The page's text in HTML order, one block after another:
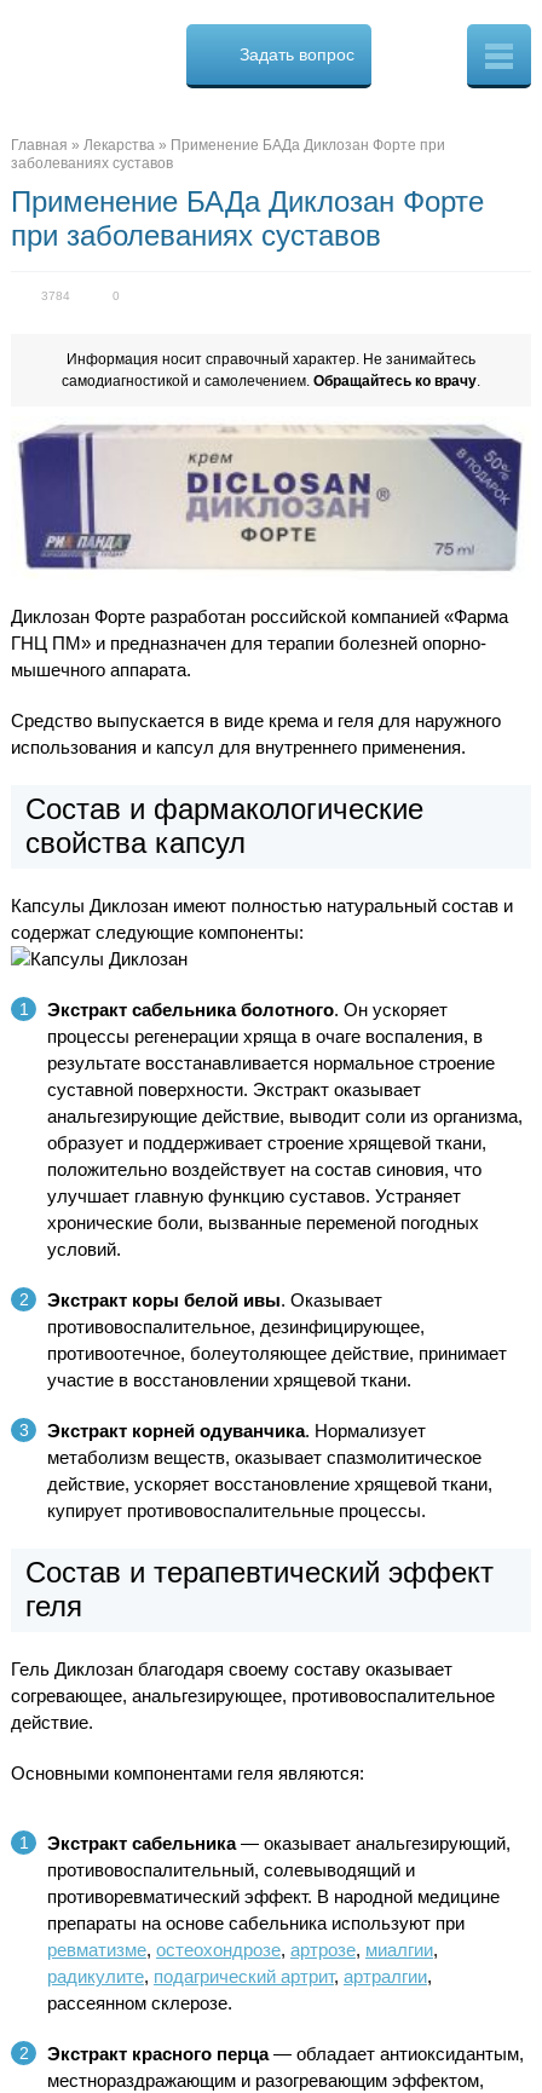
Cure.ru
в
спине
Задать вопрос
Главная » Лекарства» Применение БАДа Диклозан Форте при
заболеваниях суставов
Применение БАДа Диклозан Форте
при заболеваниях суставов
3784 0
Информация носит справочный характер. Не занимайтесь
самодиагностикой и самолечением. Обращайтесь ко врачу.
Диклозан Форте разработан российской компанией «Фарма
ГНЦ ПМ» и предназначен для терапии болезней опорно-
мышечного аппарата.
Средство выпускается в виде крема и геля для наружного
использования и капсул для внутреннего применения.
Состав и фармакологические
свойства капсул
Капсулы Диклозан имеют полностью натуральный состав и
содержат следующие компоненты:
Экстракт сабельника болотного. Он ускоряет
процессы регенерации хряща в очаге воспаления, в
результате восстанавливается нормальное строение
суставной поверхности. Экстракт оказывает
анальгезирующие действие, выводит соли из организма,
образует и поддерживает строение хрящевой ткани,
положительно воздействует на состав синовия, что
улучшает главную функцию суставов. Устраняет
хронические боли, вызванные переменой погодных
условий.
Экстракт коры белой ивы. Оказывает
противовоспалительное, дезинфицирующее,
противоотечное, болеутоляющее действие, принимает
участие в восстановлении хрящевой ткани.
Экстракт корней одуванчика. Нормализует
метаболизм веществ, оказывает спазмолитическое
действие, ускоряет восстановление хрящевой ткани,
купирует противовоспалительные процессы.
Состав и терапевтический эффект
геля
Гель Диклозан благодаря своему составу оказывает
согревающее, анальгезирующее, противовоспалительное
действие.
Основными компонентами геля являются:
Экстракт сабельника— оказывает анальгезирующий,
противовоспалительный, солевыводящий и
противоревматический эффект. В народной медицине
препараты на основе сабельника используют при
ревматизме, остеохондрозе, артрозе, миалгии,
радикулите, подагрический артрит, артралгии,
рассеянном склерозе.
Экстракт красного перца— обладает антиоксидантым,
местнораздражающим и разогревающим эффектом,